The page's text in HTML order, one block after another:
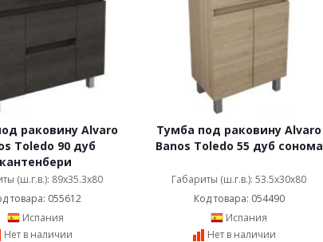
раковину Alvaro
Toledo 90 дуб
кантенбери
(ш.г.в.): 89x35.3x80
товара: 055612
Испания
Нет в наличии
Тумба под раковину Alvaro
Banos Toledo 55 дуб сонома
Габариты (ш.г.в.): 53.5x30x80
Код товара: 054490
Испания
Нет в наличии